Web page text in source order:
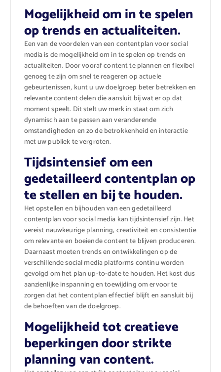
Mogelijkheid om in te spelen
op trends en actualiteiten.
Een van de voordelen van een contentplan voor social
media is de mogelijkheid om in te spelen op trends en
actualiteiten. Door vooraf content te plannen en flexibel
genoeg te zijn om snel te reageren op actuele
gebeurtenissen, kunt u uw doelgroep beter betrekken en
relevante content delen die aansluit bij wat er op dat
moment speelt. Dit stelt uw merk in staat om zich
dynamisch aan te passen aan veranderende
omstandigheden en zo de betrokkenheid en interactie
met uw publiek te vergroten.
Tijdsintensief om een
gedetailleerd contentplan op
te stellen en bij te houden.
Het opstellen en bijhouden van een gedetailleerd
contentplan voor social media kan tijdsintensief zijn. Het
vereist nauwkeurige planning, creativiteit en consistentie
om relevante en boeiende content te blijven produceren.
Daarnaast moeten trends en ontwikkelingen op de
verschillende social media platforms continu worden
gevolgd om het plan up-to-date te houden. Het kost dus
aanzienlijke inspanning en toewijding om ervoor te
zorgen dat het contentplan effectief blijft en aansluit bij
de behoeften van de doelgroep.
Mogelijkheid tot creatieve
beperkingen door strikte
planning van content.